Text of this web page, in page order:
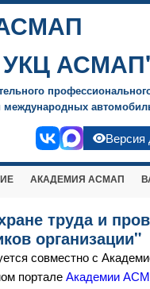
УКЦ
Версия
АКАДЕМИЯ АСМАП
труда и
организации"
совместно с
порталеАкадемии